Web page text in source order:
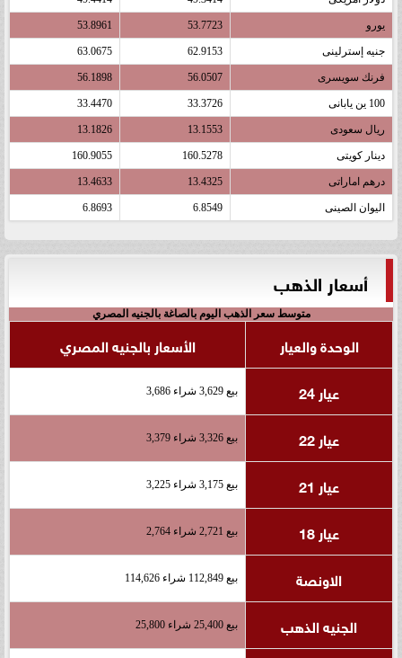
يورو 53.7723
53.8961
جنيه إسترلينى 62.9153
63.0675
فرنك سويسرى 56.0507
56.1898
100 ين يابانى 33.3726
33.4470
ريال سعودى 13.1553
13.1826
دينار كويتى 160.5278
160.9055
درهم اماراتى 13.4325
13.4633
اليوان الصينى 6.8549
6.8693
أسعار الذهب
متوسط سعر الذهب اليوم بالصاغة بالجنيه المصري
الوحدة والعيار
الأسعار بالجنيه المصري
عيار 24
بيع 3,629 شراء 3,686
عيار 22 بيع 3,326 شراء 3,379
عيار 21 بيع 3,175 شراء 3,225
عيار 18 بيع 2,721 شراء 2,764
الاونصة بيع 112,849 شراء 114,626
الجنيه الذهب بيع 25,400 شراء 25,800